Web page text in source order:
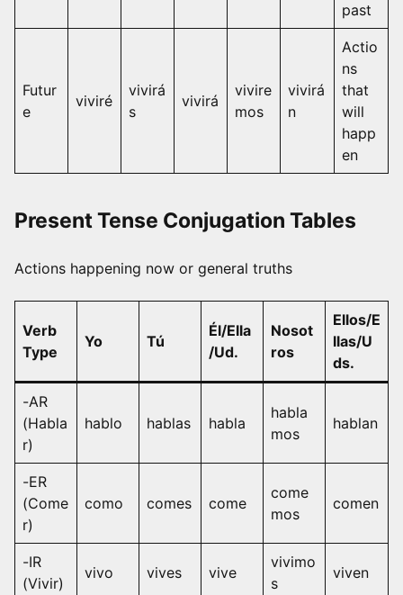
past
Futur
e
viviré
vivirá
s
vivirá
vivire
mos
vivirá
n
Actio
ns
that
will
happ
en
Present Tense Conjugation Tables
Actions happening now or general truths
Verb
Type
Yo Tú
Él/Ella
/Ud.
Nosot
ros
Ellos/E
llas/U
ds.
-AR
(Habla
r)
hablo hablas habla
habla
mos
hablan
-ER
(Come
r)
como comes come
come
mos
comen
-IR
(Vivir)
vivo vives vive
vivimo
s
viven